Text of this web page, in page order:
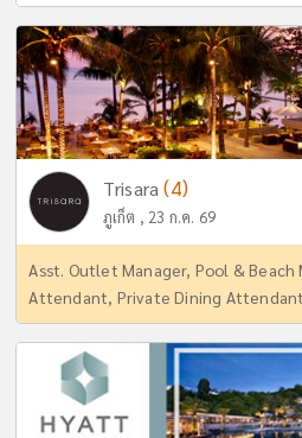
Trisara(4)
ภูเก็ต , 23 ก.ค. 69
Asst. Outlet Manager, Pool & Beach
Attendant, Private Dining